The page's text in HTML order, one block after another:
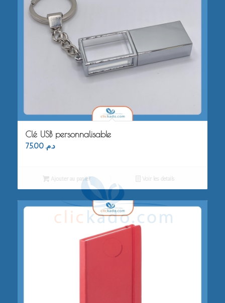
Clé USB personnalisable
د.م. 75.00
Ajouter au panier Voir les détails